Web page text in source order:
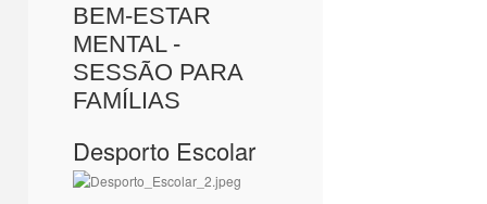
BEM-ESTAR
MENTAL -
SESSÃO PARA
FAMÍLIAS
Desporto Escolar